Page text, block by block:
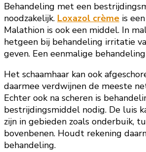
Behandeling met een
noodzakelijk. Loxazol crème is
Malathion is ook een middel. In
hetgeen bij behandeling irritatie
geven. Een eenmalige
Het schaamhaar kan ook
daarmee verdwijnen de meeste
Echter ook na scheren is
bestrijdingsmiddel nodig. De luis
zijn in gebieden zoals onderbuik,
bovenbenen. Houdt rekening
behandeling.